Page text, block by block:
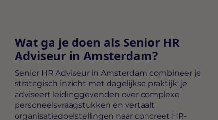
Wat ga je doen als Senior HR
Adviseur in Amsterdam?
Senior HR Adviseur in Amsterdam combineer je
strategisch inzicht met dagelijkse praktijk: je
adviseert leidinggevenden over complexe
personeelsvraagstukken en vertaalt
organisatiedoelstellingen naar concreet HR-